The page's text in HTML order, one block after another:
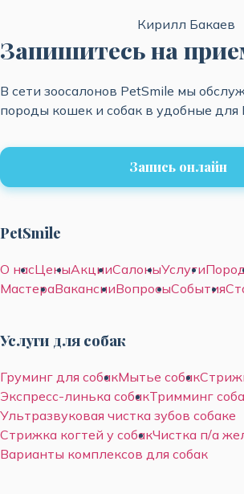
Кирилл Бакаев
Запишитесь на
В сети зоосалонов PetSmile мы
породы кошек и собак в удобные для
Запись онлайн
PetSmile
О насЦеныАкцииСалоныУслуги
МастераВакансииВопросыСобытия
Услуги для собак
Груминг для собакМытье собак
Экспресс-линька собакТримминг
Ультразвуковая чистка зубов собаке
Стрижка когтей у собакЧистка п/а
Варианты комплексов для собак